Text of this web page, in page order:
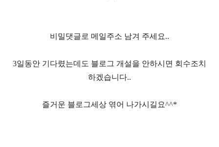
비밀댓글로 메일주소 남겨 주세요..
3일동안 기다렸는데도 블로그 개설을 안하시면 회수조치
하겠습니다..
즐거운 블로그세상 엮어 나가시길요^^*